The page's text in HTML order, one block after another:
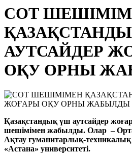
СОТ
АУТСАЙДЕР
ОҚУ ОРНЫ
Қазақстандық үш аутсайдер
шешімімен жабылды. Олар –
Ақтау гуманитарлық-техникалық
«Астана» университеті.